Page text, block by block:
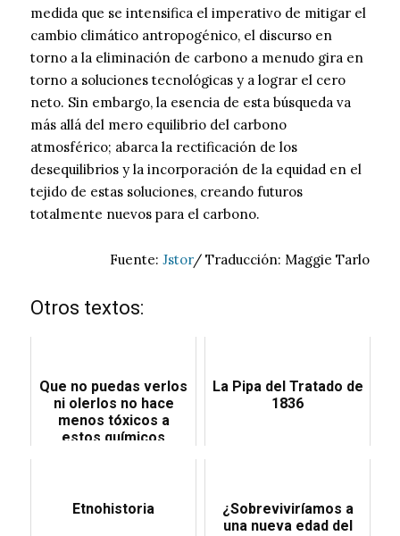
medida que se intensifica el imperativo de mitigar el
cambio climático antropogénico, el discurso en
torno a la eliminación de carbono a menudo gira en
torno a soluciones tecnológicas y a lograr el cero
neto. Sin embargo, la esencia de esta búsqueda va
más allá del mero equilibrio del carbono
atmosférico; abarca la rectificación de los
desequilibrios y la incorporación de la equidad en el
tejido de estas soluciones, creando futuros
totalmente nuevos para el carbono.
Fuente: Jstor/ Traducción: Maggie Tarlo
Otros textos:
Que no puedas verlos
ni olerlos no hace
menos tóxicos a
estos químicos
La Pipa del Tratado de
1836
Etnohistoria
¿Sobreviviríamos a
una nueva edad del